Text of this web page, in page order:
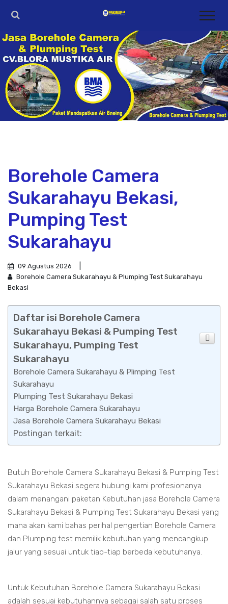
Borehole Camera
Sukarahayu Bekasi,
Pumping Test
Sukarahayu
09 Agustus 2026
Borehole Camera Sukarahayu & Plumping Test Sukarahayu
Bekasi
Daftar isi Borehole Camera
Sukarahayu Bekasi & Pumping Test
Sukarahayu, Pumping Test
Sukarahayu
Borehole Camera Sukarahayu & Plimping Test
Sukarahayu
Plumping Test Sukarahayu Bekasi
Harga Borehole Camera Sukarahayu
Jasa Borehole Camera Sukarahayu Bekasi
Postingan terkait:
Butuh Borehole Camera Sukarahayu Bekasi & Pumping Test
Sukarahayu Bekasi segera hubungi kami profesionanya
dalam menangani paketan Kebutuhan jasa Borehole Camera
Sukarahayu Bekasi & Pumping Test Sukarahayu Bekasi yang
mana akan kami bahas perihal pengertian Borehole Camera
dan Plumping test memilik kebutuhan yang mencangkup
jalur yang sesuai untuk tiap-tiap berbeda kebutuhanya.
Untuk Kebutuhan Borehole Camera Sukarahayu Bekasi
adalah sesuai kebutuhannya sebagai salah satu proses